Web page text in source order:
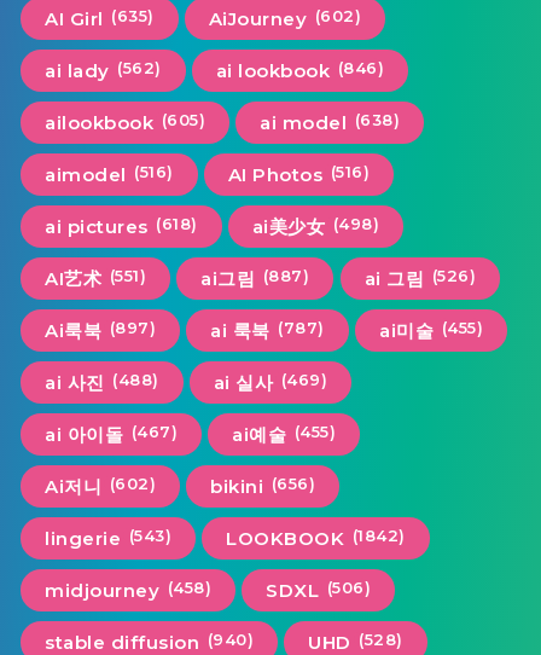
AI Girl (635) AiJourney (602)
ai lady (562) ai lookbook (846)
ailookbook (605) ai model (638)
aimodel (516) AI Photos (516)
ai pictures (618) ai美少女 (498)
AI艺术 (551) ai그림 (887) ai 그림 (526)
Ai룩북 (897) ai 룩북 (787) ai미술 (455)
ai 사진 (488) ai 실사 (469)
ai 아이돌 (467) ai예술 (455)
Ai저니 (602) bikini (656)
lingerie (543) LOOKBOOK (1842)
midjourney (458) SDXL (506)
stable diffusion (940) UHD (528)